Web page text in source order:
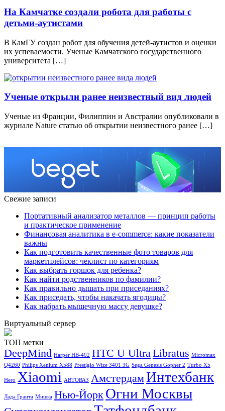
На Камчатке создали робота для работы с
детьми-аутистами
В КамГУ создан робот для обучения детей-аутистов и оценки
их успеваемости. Ученые Камчатского государственного
университета […]
Ученые открыли ранее неизвестный вид людей
Ученые из Франции, Филиппин и Австралии опубликовали в
журнале Nature статью об открытии неизвестного ранее […]
Свежие записи
Портативный анализатор металлов — принцип работы
и практическое применение
Финансовая аналитика в e-commerce: какие показатели
важны
Как подготовить качественные фото товаров для
маркетплейсов: чеклист по категориям
Как выбрать горшок для ребенка?
Как найти родственников по фамилии?
Как правильно дышать при приседаниях?
Как приседать, чтобы накачать ягодицы?
Как набрать мышечную массу девушке?
Виртуальный сервер
ТОП метки
DeepMind Harper HB-402 HTC U UltraLibratus Micromax
Q4260 Philips Xenium X588 Prestigio Wize 3401 3G Sega Genesis Gopher 2 Turbo X5
Hero Xiaomi АВТОВАЗ АмстердамИнтехбанк
Лада Гранта Мишка Нью-Йорк Огни Москвы